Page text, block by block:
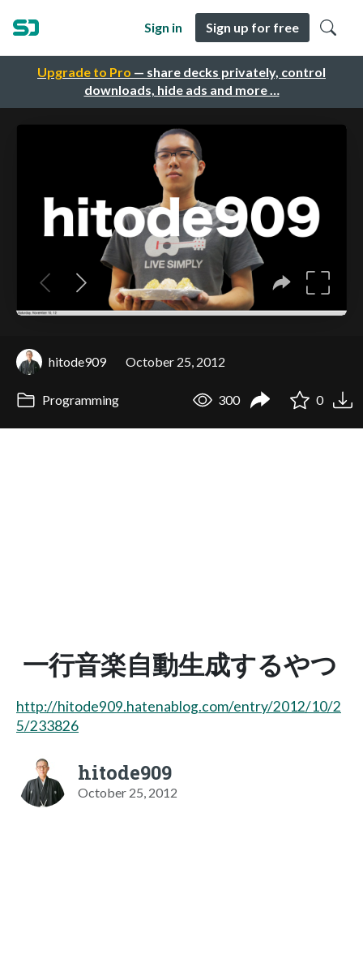
Upgrade to Pro — share decks privately, control
downloads, hide ads and more …
Sign in Sign up for free
hitode909 October 25, 2012
Programming 300 0
一行音楽自動生成するやつ
http://hitode909.hatenablog.com/entry/2012/10/2
5/233826
hitode909
October 25, 2012